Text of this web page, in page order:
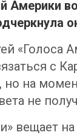
Америки
«Голоса
с
но на
не
вещает на